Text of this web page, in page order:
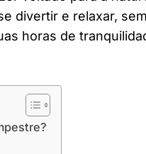
divertir e relaxar,
horas de